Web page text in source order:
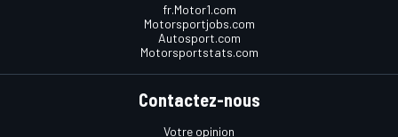
fr.Motor1.com
Motorsportjobs.com
Autosport.com
Motorsportstats.com
Contactez-nous
Votre opinion